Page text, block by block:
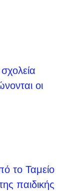
οι
το Ταμείο
παιδικής